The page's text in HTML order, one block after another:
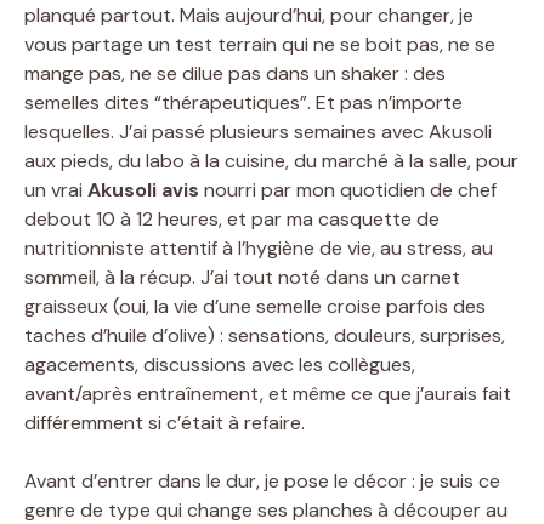
planqué partout. Mais aujourd’hui, pour changer, je
vous partage un test terrain qui ne se boit pas, ne se
mange pas, ne se dilue pas dans un shaker : des
semelles dites “thérapeutiques”. Et pas n’importe
lesquelles. J’ai passé plusieurs semaines avec Akusoli
aux pieds, du labo à la cuisine, du marché à la salle, pour
un vrai Akusoli avis nourri par mon quotidien de chef
debout 10 à 12 heures, et par ma casquette de
nutritionniste attentif à l’hygiène de vie, au stress, au
sommeil, à la récup. J’ai tout noté dans un carnet
graisseux (oui, la vie d’une semelle croise parfois des
taches d’huile d’olive) : sensations, douleurs, surprises,
agacements, discussions avec les collègues,
avant/après entraînement, et même ce que j’aurais fait
différemment si c’était à refaire.
Avant d’entrer dans le dur, je pose le décor : je suis ce
genre de type qui change ses planches à découper au